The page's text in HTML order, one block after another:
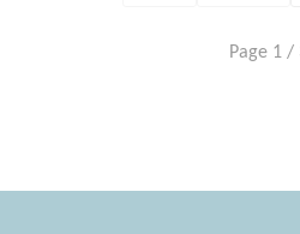
Page 1 /